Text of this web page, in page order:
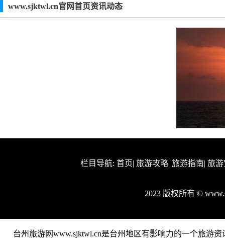
www.sjktwl.cn官网首页资讯动态
栏目导航: 首页| 旅游攻略| 旅游指南| 旅
2023 版权所有 ©
台州旅游网www.sjktwl.cn是台州地区有影响力的一个旅游